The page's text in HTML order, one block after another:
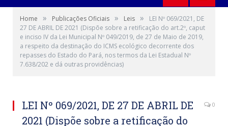
Home » Publicações Oficiais » Leis »
LEI Nº 069/2021, DE
27 DE ABRIL DE 2021 (Dispõe sobre a retificação do art.2º, caput
e inciso IV da Lei Municipal Nº 049/2019, de 27 de Maio de 2019,
a respeito da destinação do ICMS ecológico decorrente dos
repasses do Estado do Pará, nos termos da Lei Estadual Nº
7.638/202 e dá outras providências)
LEI Nº 069/2021, DE 27 DE ABRIL DE
2021 (Dispõe sobre a retificação do
0